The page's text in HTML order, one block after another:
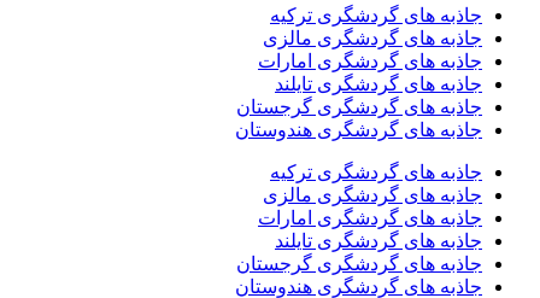
جاذبه های گردشگری ترکیه
جاذبه های گردشگری مالزی
جاذبه های گردشگری امارات
جاذبه های گردشگری تایلند
جاذبه های گردشگری گرجستان
جاذبه های گردشگری هندوستان
جاذبه های گردشگری ترکیه
جاذبه های گردشگری مالزی
جاذبه های گردشگری امارات
جاذبه های گردشگری تایلند
جاذبه های گردشگری گرجستان
جاذبه های گردشگری هندوستان